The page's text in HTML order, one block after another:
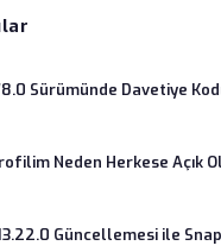
Sürümünde Davetiye
Neden Herkese Açık
Güncellemesi ile Snap